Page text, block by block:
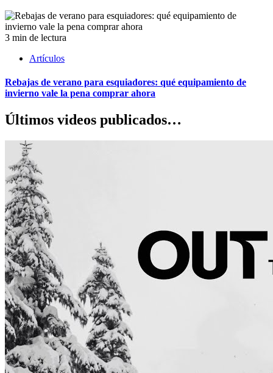
3 min de lectura
Artículos
Rebajas de verano para esquiadores: qué equipamiento de
invierno vale la pena comprar ahora
Últimos videos publicados…